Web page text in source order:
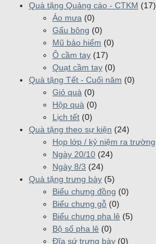
Quà tặng Quảng cáo - CTKM (17)
Áo mưa (0)
Gấu bông (0)
Mũ bảo hiểm (0)
Ô cầm tay (17)
Quạt cầm tay (0)
Quà tặng Tết - Cuối năm (0)
Giỏ quà (0)
Hộp quà (0)
Lịch tết (0)
Quà tặng theo sự kiện (24)
Họp lớp / kỷ niệm ra trường
Ngày 20/10 (24)
Ngày 8/3 (24)
Quà tặng trưng bày (5)
Biểu chưng đồng (0)
Biểu chưng gỗ (0)
Biểu chưng pha lê (5)
Bộ số pha lê (0)
Đĩa sứ trưng bày (0)